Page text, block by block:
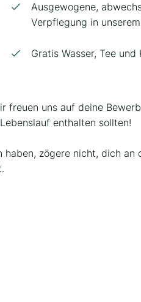
Ausgewogene,
Verpflegung in
Gratis Wasser, Tee und
freuen uns auf deine
enthalten sollten!
zögere nicht, dich an